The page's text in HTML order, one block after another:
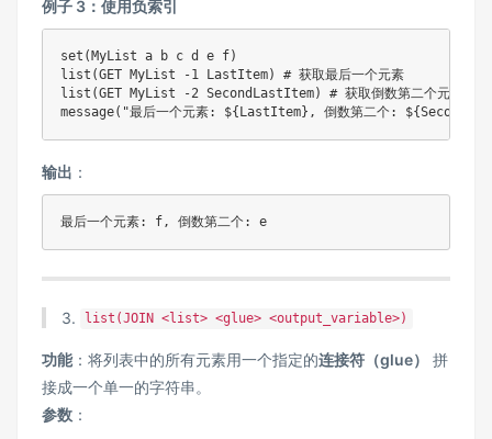
例子 3：使用负索引
set(MyList a b c d e f)
list(GET MyList -1 LastItem) # 获取最后一个元素
list(GET MyList -2 SecondLastItem) # 获取倒数第二个元素
message("最后一个元素: ${LastItem}, 倒数第二个:
输出 ：
最后一个元素: f, 倒数第二个: e
3. list(JOIN <list> <glue> <output_variable>)
功能：将列表中的所有元素用一个指定的连接符（glue）
拼
接成一个单一的字符串。
参数 ：